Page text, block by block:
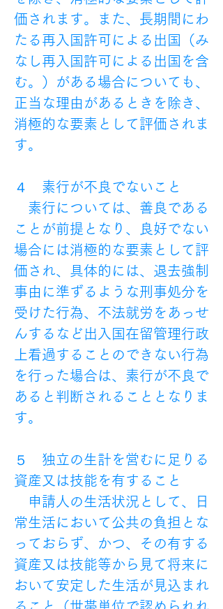
価されます。また、長期間にわ
たる再入国許可による出国（み
なし再入国許可による出国を含
む。）がある場合についても、
正当な理由があるときを除き、
消極的な要素として評価されま
す。
４　素行が不良でないこと
素行については、善良である
ことが前提となり、良好でない
場合には消極的な要素として評
価され、具体的には、退去強制
事由に準ずるような刑事処分を
受けた行為、不法就労をあっせ
んするなど出入国在留管理行政
上看過することのできない行為
を行った場合は、素行が不良で
あると判断されることとなりま
す。
５　独立の生計を営むに足りる
資産又は技能を有すること
申請人の生活状況として、日
常生活において公共の負担とな
っておらず、かつ、その有する
資産又は技能等から見て将来に
おいて安定した生活が見込まれ
ること（世帯単位で認められれ